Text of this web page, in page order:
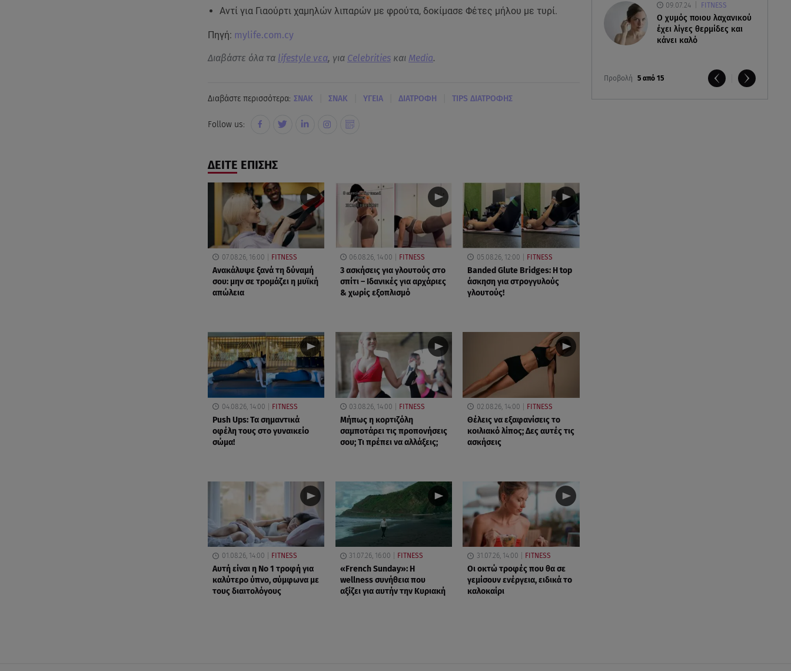
09.07.24 FITNESS
O χυμός ποιου λαχανικού
έχει λίγες θερμίδες και
κάνει καλό
Προβολή 5 από 15
Αντί για Γιαούρτι χαμηλών λιπαρών με φρούτα, δοκίμασε Φέτες μήλου με τυρί.
Πηγή: mylife.com.cy
Διαβάστε όλα τα lifestyle νεα, για Celebritiesκαι Media.
Διαβάστε περισσότερα: ΣΝΑΚ ΣΝΑΚ ΥΓΕΙΑ ΔΙΑΤΡΟΦΗ TIPS ΔΙΑΤΡΟΦΗΣ
Follow us:
ΔΕΙΤΕ ΕΠΙΣΗΣ
07.08.26, 16:00 FITNESS
Ανακάλυψε ξανά τη δύναμή
σου: μην σε τρομάζει η μυϊκή
απώλεια
06.08.26, 14:00 FITNESS
3 ασκήσεις για γλουτούς στο
σπίτι – Ιδανικές για αρχάριες
& χωρίς εξοπλισμό
05.08.26, 12:00 FITNESS
Banded Glute Bridges: Η top
άσκηση για στρογγυλούς
γλουτούς!
04.08.26, 14:00 FITNESS
Push Ups: Τα σημαντικά
οφέλη τους στο γυναικείο
σώμα!
03.08.26, 14:00 FITNESS
Μήπως η κορτιζόλη
σαμποτάρει τις προπονήσεις
σου; Τι πρέπει να αλλάξεις;
02.08.26, 14:00 FITNESS
Θέλεις να εξαφανίσεις το
κοιλιακό λίπος; Δες αυτές τις
ασκήσεις
01.08.26, 14:00 FITNESS
Αυτή είναι η Νο 1 τροφή για
καλύτερο ύπνο, σύμφωνα με
τους διαιτολόγους
31.07.26, 16:00 FITNESS
«French Sunday»: Η
wellness συνήθεια που
αξίζει για αυτήν την Κυριακή
31.07.26, 14:00 FITNESS
Oι οκτώ τροφές που θα σε
γεμίσουν ενέργεια, ειδικά το
καλοκαίρι